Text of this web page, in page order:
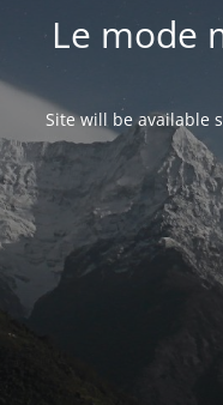
Le mode
Site will be available